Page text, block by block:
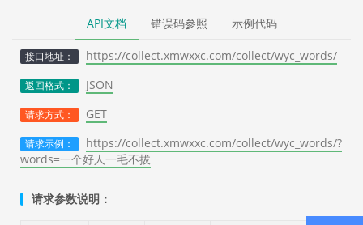
API文档 错误码参照 示例代码
接口地址： https://collect.xmwxxc.com/collect/wyc_words/
返回格式： JSON
请求方式： GET
请求示例：
https://collect.xmwxxc.com/collect/wyc_words/?
words=一个好人一毛不拔
请求参数说明：